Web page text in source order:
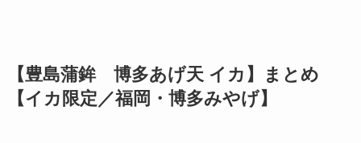
【豊島蒲鉾 博多あげ天 イカ 】まとめ
【イカ限定／福岡・博多みやげ】